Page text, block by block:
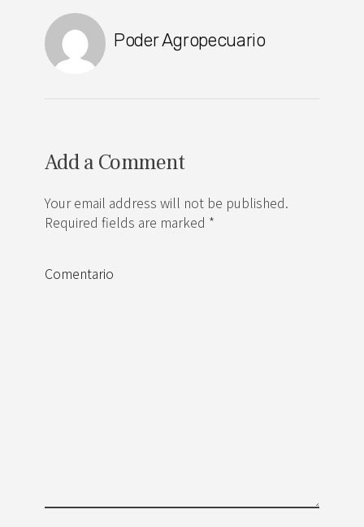
Poder Agropecuario
Add a Comment
Your email address will not be published.
Required fields are marked *
Comentario